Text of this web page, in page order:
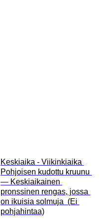
Keskiaika - Viikinkiaika
Pohjoisen kudottu kruunu
— Keskiaikainen
pronssinen rengas, jossa
on ikuisia solmuja  (Ei
pohjahintaa)